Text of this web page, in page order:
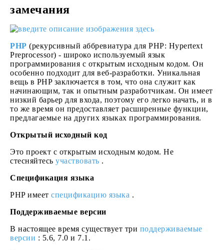
замечания
PHP (рекурсивный аббревиатура для PHP: Hypertext
Preprocessor) - широко используемый язык
программирования с открытым исходным кодом. Он
особенно подходит для веб-разработки. Уникальная
вещь в PHP заключается в том, что она служит как
начинающим, так и опытным разработчикам. Он имеет
низкий барьер для входа, поэтому его легко начать, и в
то же время он предоставляет расширенные функции,
предлагаемые на других языках программирования.
Открытый исходный код
Это проект с открытым исходным кодом. Не
стесняйтесь участвовать .
Спецификация языка
PHP имеет спецификацию языка .
Поддерживаемые версии
В настоящее время существует три поддерживаемые
версии : 5.6, 7.0 и 7.1.